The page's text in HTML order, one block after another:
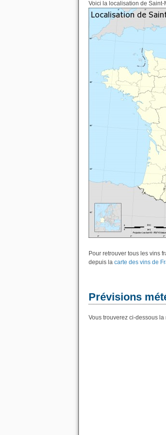
Voici la localisation de
Pour retrouver tous les vins
depuis la carte des vins de
Prévisions
Vous trouverez ci-dessous